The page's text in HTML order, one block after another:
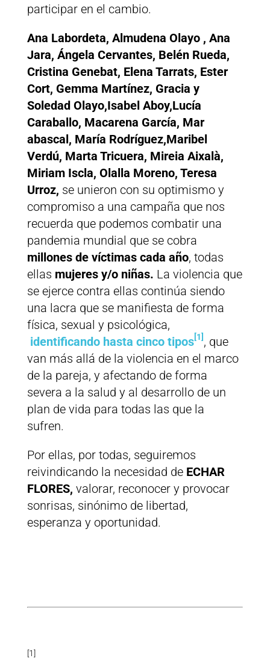
participar en el cambio.
Ana Labordeta, Almudena Olayo , Ana
Jara, Ángela Cervantes, Belén Rueda,
Cristina Genebat, Elena Tarrats, Ester
Cort, Gemma Martínez, Gracia y
Soledad Olayo,Isabel Aboy,Lucía
Caraballo, Macarena García, Mar
abascal, María Rodríguez,Maribel
Verdú, Marta Tricuera, Mireia Aixalà,
Miriam Iscla, Olalla Moreno, Teresa
Urroz, se unieron con su optimismo y
compromiso a una campaña que nos
recuerda que podemos combatir una
pandemia mundial que se cobra
millones de víctimas cada año, todas
ellas mujeres y/o niñas. La violencia que
se ejerce contra ellas continúa siendo
una lacra que se manifiesta de forma
física, sexual y psicológica,
identificando hasta cinco tipos [1] , que
van más allá de la violencia en el marco
de la pareja, y afectando de forma
severa a la salud y al desarrollo de un
plan de vida para todas las que la
sufren.
Por ellas, por todas, seguiremos
reivindicando la necesidad deECHAR
FLORES, valorar, reconocer y provocar
sonrisas, sinónimo de libertad,
esperanza y oportunidad.
[1]